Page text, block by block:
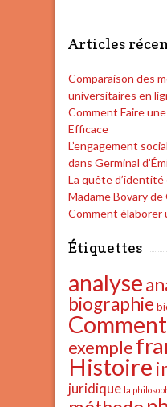
Articles
Comparaison des
universitaires en
Comment Faire
Efficace
L’engagement
dans Germinal
La quête
Madame Bovary
Comment élaborer
Étiquettes
analyse
biographie
exemple
Histoire
juridique la